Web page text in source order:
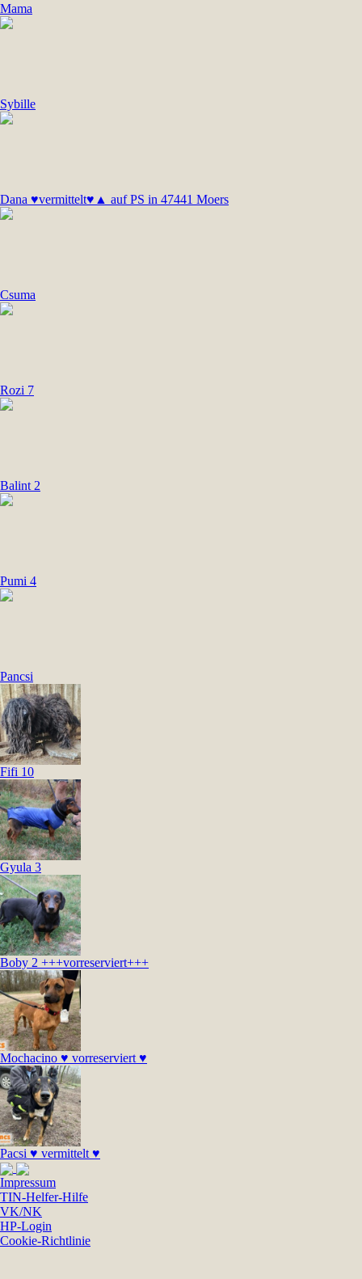
Mama
Sybille
Dana ♥vermittelt♥▲ auf PS in 47441 Moers
Csuma
Rozi 7
Balint 2
Pumi 4
Pancsi
Fifi 10
Gyula 3
Boby 2 +++vorreserviert+++
Mochacino ♥ vorreserviert ♥
Pacsi ♥ vermittelt ♥
Impressum
TIN-Helfer-Hilfe
VK/NK
HP-Login
Cookie-Richtlinie